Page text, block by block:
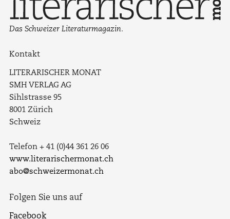
Das Schweizer Literaturmagazin.
Kontakt
LITERARISCHER MONAT
SMH VERLAG AG
Sihlstrasse 95
8001 Zürich
Schweiz
Telefon + 41 (0)44 361 26 06
www.literarischermonat.ch
abo@schweizermonat.ch
Folgen Sie uns auf
Facebook